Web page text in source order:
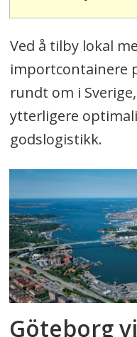
Ved å tilby lokal
importcontainere
rundt om i
ytterligere
godslogistikk.
Göteborg